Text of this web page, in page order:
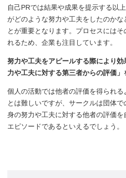
自己PRでは結果や成果を提示する以
がどのような努力や工夫をしたのかな
とが重要となります。プロセスには
れるため、企業も注目しています。
努力や工夫をアピールする際により
力や工夫に対する第三者からの評価
個人の活動では他者の評価を得られる
とは難しいですが、サークルは団体
身の努力や工夫に対する他者の評価
エピソードであるといえるでしょう。